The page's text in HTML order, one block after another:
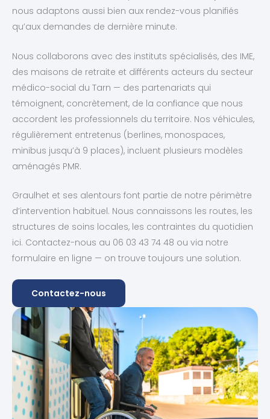
nous adaptons aussi bien aux rendez-vous planifiés
qu’aux demandes de dernière minute.
Nous collaborons avec des instituts spécialisés, des IME,
des maisons de retraite et différents acteurs du secteur
médico-social du Tarn — des partenariats qui
témoignent, concrètement, de la confiance que nous
accordent les professionnels du territoire. Nos véhicules,
régulièrement entretenus (berlines, monospaces,
minibus jusqu’à 9 places), incluent plusieurs modèles
aménagés PMR.
Graulhet et ses alentours font partie de notre périmètre
d’intervention habituel. Nous connaissons les routes, les
structures de soins locales, les contraintes du quotidien
ici. Contactez-nous au 06 03 43 74 48 ou via notre
formulaire en ligne — on trouve toujours une solution.
Contactez-nous